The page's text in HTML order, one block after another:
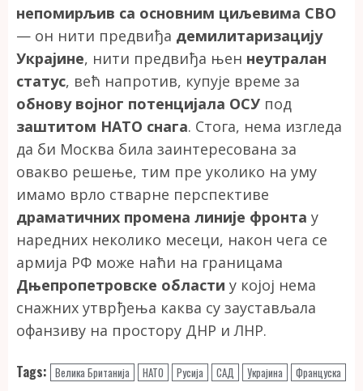
непомирљив са основним циљевима СВО
— он нити предвиђа демилитаризацију
Украјине, нити предвиђа њен неутралан
статус, већ напротив, купује време за
обнову војног потенцијала ОСУ под
заштитом НАТО снага. Стога, нема изгледа
да би Москва била заинтересована за
овакво решење, тим пре уколико на уму
имамо врло стварне перспективе
драматичних промена линије фронта у
наредних неколико месеци, након чега се
армија РФ може наћи на границама
Дњепропетровске области у којој нема
снажних утврђења каква су заустављала
офанзиву на простору ДНР и ЛНР.
Tags: Велика Британија НАТО Русија САД Украјина Француска